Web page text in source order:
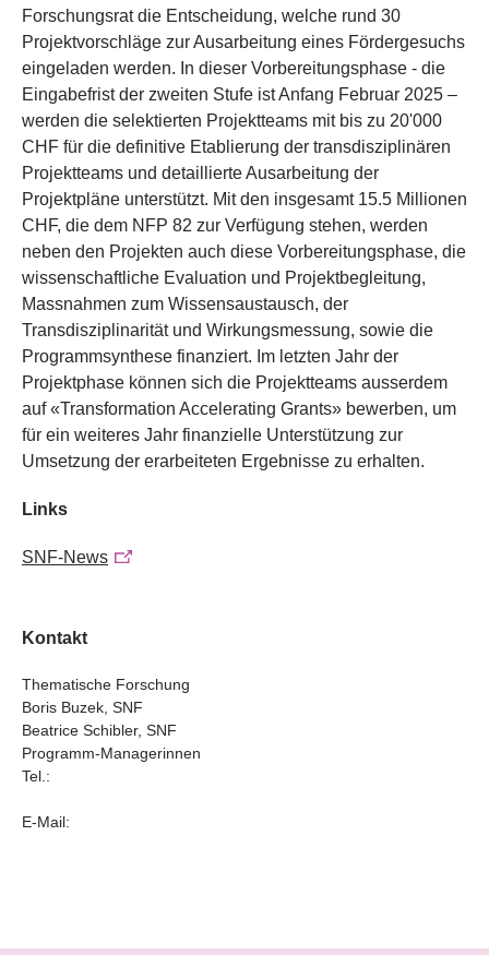
Forschungsrat die Entscheidung, welche rund 30
Projektvorschläge zur Ausarbeitung eines Fördergesuchs
eingeladen werden. In dieser Vorbereitungsphase - die
Eingabefrist der zweiten Stufe ist Anfang Februar 2025 –
werden die selektierten Projektteams mit bis zu 20'000
CHF für die definitive Etablierung der transdisziplinären
Projektteams und detaillierte Ausarbeitung der
Projektpläne unterstützt. Mit den insgesamt 15.5 Millionen
CHF, die dem NFP 82 zur Verfügung stehen, werden
neben den Projekten auch diese Vorbereitungsphase, die
wissenschaftliche Evaluation und Projektbegleitung,
Massnahmen zum Wissensaustausch, der
Transdisziplinarität und Wirkungsmessung, sowie die
Programmsynthese finanziert. Im letzten Jahr der
Projektphase können sich die Projektteams ausserdem
auf «Transformation Accelerating Grants» bewerben, um
für ein weiteres Jahr finanzielle Unterstützung zur
Umsetzung der erarbeiteten Ergebnisse zu erhalten.
Links
SNF-News
Kontakt
Thematische Forschung
Boris Buzek, SNF
Beatrice Schibler, SNF
Programm-Managerinnen
Tel.:
E-Mail: